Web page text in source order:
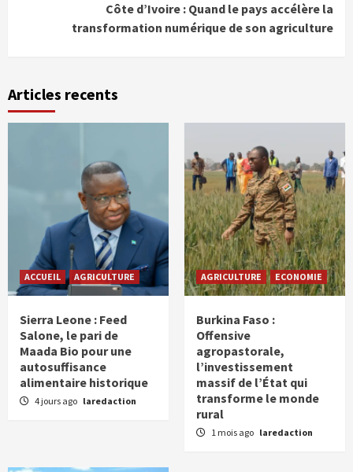
Côte d’Ivoire : Quand le pays accélère la
transformation numérique de son agriculture
Articles recents
ACCUEIL AGRICULTURE
Sierra Leone : Feed
Salone, le pari de
Maada Bio pour une
autosuffisance
alimentaire historique
4 jours ago laredaction
AGRICULTURE ECONOMIE
Burkina Faso :
Offensive
agropastorale,
l’investissement
massif de l’État qui
transforme le monde
rural
1 mois ago laredaction